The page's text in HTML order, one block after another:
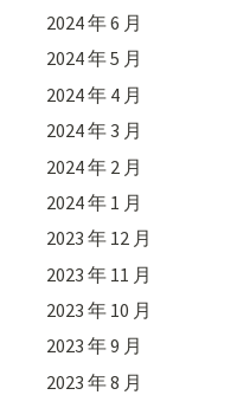
2024 年 6 月
2024 年 5 月
2024 年 4 月
2024 年 3 月
2024 年 2 月
2024 年 1 月
2023 年 12 月
2023 年 11 月
2023 年 10 月
2023 年 9 月
2023 年 8 月